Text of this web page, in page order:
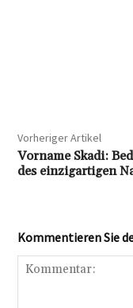
Vorheriger Artikel
Vorname Skadi:
des einzigartigen
Kommentieren Sie